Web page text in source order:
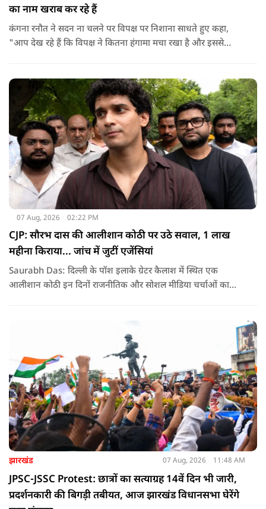
का नाम खराब कर रहे हैं
कंगना रनौत ने सदन ना चलने पर विपक्ष पर निशाना साधते हुए कहा,
"आप देख रहे हैं कि विपक्ष ने कितना हंगामा मचा रखा है और इससे
देश के सामने साफ हो रही है. और जब हारते हैं, तो रोना रोते हैं."
07 Aug, 2026 02:22 PM
CJP: सौरभ दास की आलीशान कोठी पर उठे सवाल, 1 लाख
महीना किराया... जांच में जुटीं एजेंसियां
Saurabh Das: दिल्ली के पॉश इलाके ग्रेटर कैलाश में स्थित एक
आलीशान कोठी इन दिनों राजनीतिक और सोशल मीडिया चर्चाओं का
झारखंड 07 Aug, 2026 11:48 AM
JPSC-JSSC Protest: छात्रों का सत्याग्रह 14वें दिन भी जारी,
प्रदर्शनकारी की बिगड़ी तबीयत, आज झारखंड विधानसभा घेरेंगे